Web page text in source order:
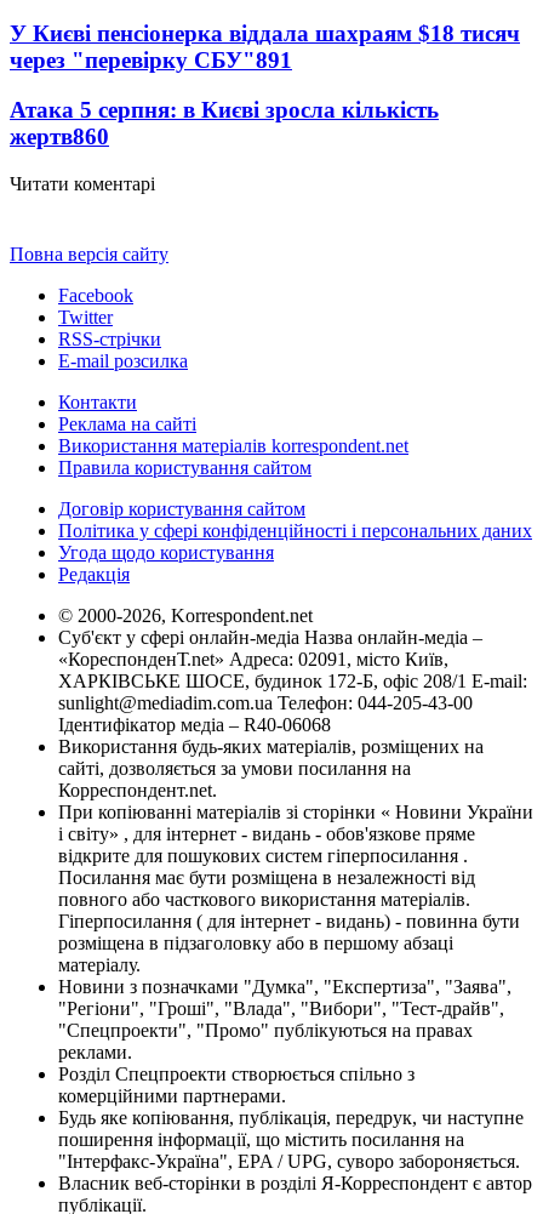
У Києві пенсіонерка віддала шахраям $18 тисяч
через "перевірку СБУ"891
Атака 5 серпня: в Києві зросла кількість
жертв860
Читати коментарі
Повна версія сайту
Facebook
Twitter
RSS-стрічки
E-mail розсилка
Контакти
Реклама на сайті
Використання матеріалів korrespondent.net
Правила користування сайтом
Договір користування сайтом
Політика у сфері конфіденційності і персональних даних
Угода щодо користування
Редакція
© 2000-2026, Korrespondent.net
Суб'єкт у сфері онлайн-медіа Назва онлайн-медіа –
«КореспонденТ.net» Адреса: 02091, місто Київ,
ХАРКІВСЬКЕ ШОСЕ, будинок 172-Б, офіс 208/1 E-mail:
sunlight@mediadim.com.ua Телефон: 044-205-43-00
Ідентифікатор медіа – R40-06068
Використання будь-яких матеріалів, розміщених на
сайті, дозволяється за умови посилання на
Корреспондент.net.
При копіюванні матеріалів зі сторінки « Новини України
і світу» , для інтернет - видань - обов'язкове пряме
відкрите для пошукових систем гіперпосилання .
Посилання має бути розміщена в незалежності від
повного або часткового використання матеріалів.
Гіперпосилання ( для інтернет - видань) - повинна бути
розміщена в підзаголовку або в першому абзаці
матеріалу.
Новини з позначками "Думка", "Експертиза", "Заява",
"Регіони", "Гроші", "Влада", "Вибори", "Тест-драйв",
"Спецпроекти", "Промо" публікуються на правах
реклами.
Розділ Спецпроекти створюється спільно з
комерційними партнерами.
Будь яке копіювання, публікація, передрук, чи наступне
поширення інформації, що містить посилання на
"Інтерфакс-Україна", EPA / UPG, суворо забороняється.
Власник веб-сторінки в розділі Я-Корреспондент є автор
публікації.